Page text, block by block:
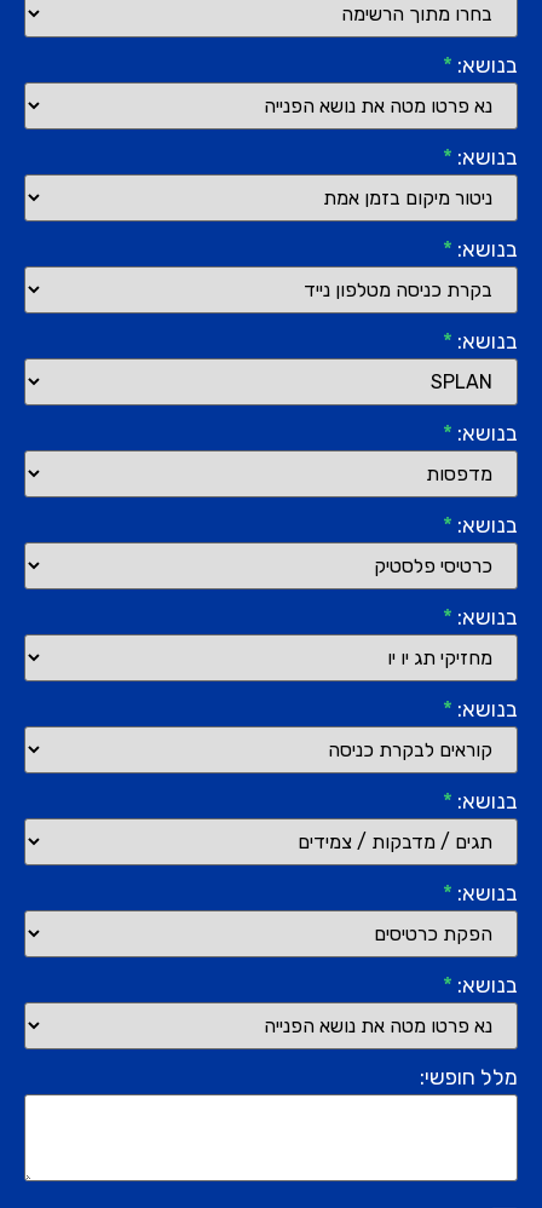
בנושא: *
בנושא: *
בנושא: *
בנושא: *
בנושא: *
בנושא: *
בנושא: *
בנושא: *
בנושא: *
בנושא: *
בנושא: *
מלל חופשי: